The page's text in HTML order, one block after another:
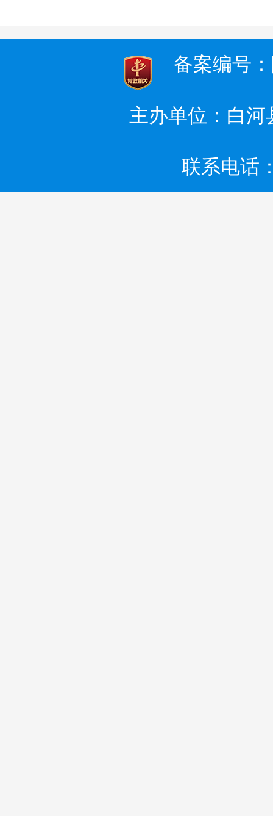
备案编号
主办单位：白
联系电话